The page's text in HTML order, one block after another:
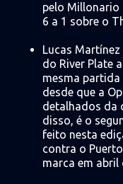
pelo Millonario
6 a 1 sobre o
Lucas
do River Plate
mesma partida
desde que a
detalhados da
disso, é o
feito nesta
contra o
marca em abril